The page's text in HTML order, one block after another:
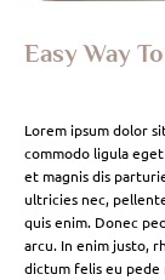
Easy Way
Lorem ipsum dolor
commodo ligula
et magnis dis
ultricies nec,
quis enim. Donec
arcu. In enim justo,
dictum felis eu